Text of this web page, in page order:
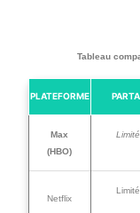
Tableau
PLATEFORME
Max
(HBO)
Netflix